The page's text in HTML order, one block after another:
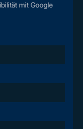
mit Google